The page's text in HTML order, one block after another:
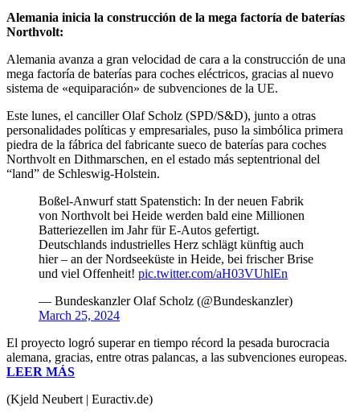
Alemania inicia la construcción de la mega factoría de baterías
Northvolt:
Alemania avanza a gran velocidad de cara a la construcción de una
mega factoría de baterías para coches eléctricos, gracias al nuevo
sistema de «equiparación» de subvenciones de la UE.
Este lunes, el canciller Olaf Scholz (SPD/S&D), junto a otras
personalidades políticas y empresariales, puso la simbólica primera
piedra de la fábrica del fabricante sueco de baterías para coches
Northvolt en Dithmarschen, en el estado más septentrional del
“land” de Schleswig-Holstein.
Boßel-Anwurf statt Spatenstich: In der neuen Fabrik
von Northvolt bei Heide werden bald eine Millionen
Batteriezellen im Jahr für E-Autos gefertigt.
Deutschlands industrielles Herz schlägt künftig auch
hier – an der Nordseeküste in Heide, bei frischer Brise
und viel Offenheit! pic.twitter.com/aH03VUhlEn
— Bundeskanzler Olaf Scholz (@Bundeskanzler)
March 25, 2024
El proyecto logró superar en tiempo récord la pesada burocracia
alemana, gracias, entre otras palancas, a las subvenciones europeas.
LEER MÁS
(Kjeld Neubert | Euractiv.de)